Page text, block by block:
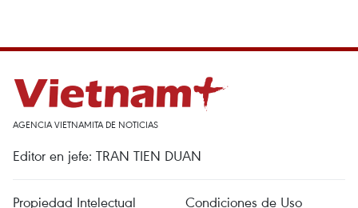
AGENCIA VIETNAMITA DE NOTICIAS
Editor en jefe: TRAN TIEN DUAN
Propiedad Intelectual Condiciones de Uso